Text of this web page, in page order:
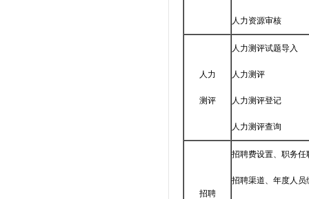
人力资源审核
人力
测评
人力测评试题导入
人力测评
人力测评登记
人力测评查询
招聘
招聘费设置、职务任
招聘渠道、年度人员